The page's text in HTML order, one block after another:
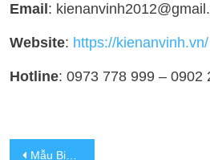
Email :
Website: https://kienanvinh.vn/
Hotline: 0973 778 999 – 0902
Mẫu Biệt Thự Tân Cổ Điển Đẹp – Xu Hướng Thiết Kế Đẳng Cấp